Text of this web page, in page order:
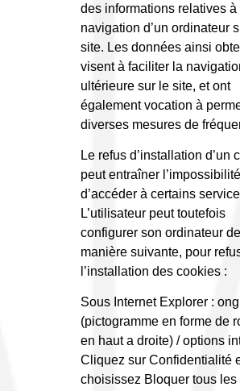
des informations relatives à
navigation d’un ordinateur
site. Les données ainsi
visent à faciliter la
ultérieure sur le site, et ont
également vocation à
diverses mesures de
Le refus d’installation d’un
peut entraîner l’impossibilité
d’accéder à certains
L’utilisateur peut toutefois
configurer son ordinateur
manière suivante, pour
l’installation des cookies :
Sous Internet Explorer :
(pictogramme en forme de
en haut a droite) / options
Cliquez sur Confidentialité
choisissez Bloquer tous les